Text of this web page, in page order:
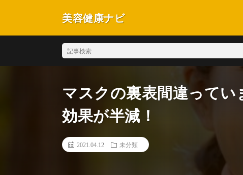
美容健康ナビ
マスクの裏表間違って
効果が半減！
2021.04.12 未分類